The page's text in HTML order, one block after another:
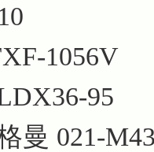
1056V
95
曼 021-